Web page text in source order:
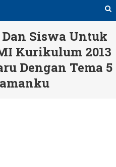
Siswa Untuk
Kurikulum 2013
Dengan Tema 5